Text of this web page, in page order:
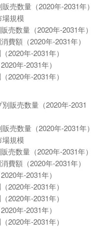
売数量（2020年-2031年）
場規模
売数量（2020年-2031年）
費額（2020年-2031年）
2020年-2031年）
年-2031年）
2020年-2031年）
販売数量（2020年-2031
売数量（2020年-2031年）
場規模
売数量（2020年-2031年）
費額（2020年-2031年）
年-2031年）
2020年-2031年）
2020年-2031年）
年-2031年）
2020年-2031年）